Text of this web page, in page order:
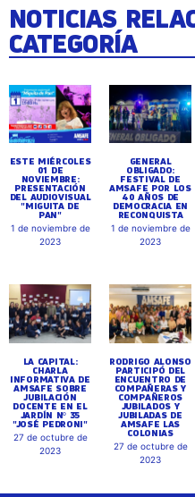
NOTICIAS
CATEGORÍA
ESTE MIÉRCOLES
01 DE
NOVIEMBRE:
PRESENTACIÓN
DEL AUDIOVISUAL
"MIGUITA DE
PAN"
1 de noviembre de
2023
GENERAL
OBLIGADO:
FESTIVAL DE
AMSAFE POR LOS
40 AÑOS DE
DEMOCRACIA EN
RECONQUISTA
1 de noviembre de
2023
LA CAPITAL:
CHARLA
INFORMATIVA DE
AMSAFE SOBRE
JUBILACIÓN
DOCENTE EN EL
JARDÍN Nº 35
"JOSÉ PEDRONI"
27 de octubre de
2023
RODRIGO ALONSO
PARTICIPÓ DEL
ENCUENTRO DE
COMPAÑERAS Y
COMPAÑEROS
JUBILADOS Y
JUBILADAS DE
AMSAFE LAS
COLONIAS
27 de octubre de
2023